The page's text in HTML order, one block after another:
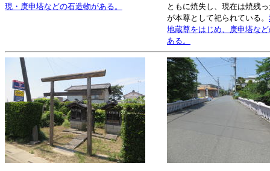
現・庚申塔などの石造物がある。
ともに焼失し、現在は焼残
が本尊として祀られている。
地蔵尊をはじめ、庚申塔な
ある。